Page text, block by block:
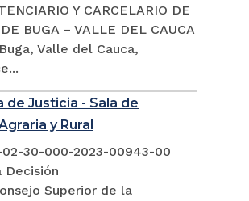
Y CARCELARIO DE
BUGA – VALLE DEL CAUCA
Valle del Cauca,
de Justicia - Sala de
y Rural
02-30-000-2023-00943-00
Decisión
Superior de la